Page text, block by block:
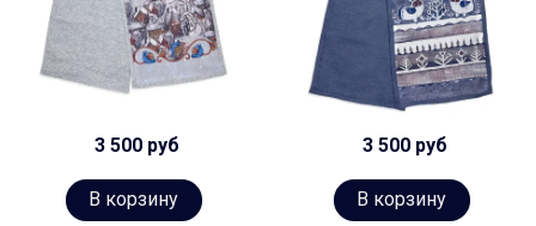
3 500 руб
В корзину
3 500 руб
В корзину